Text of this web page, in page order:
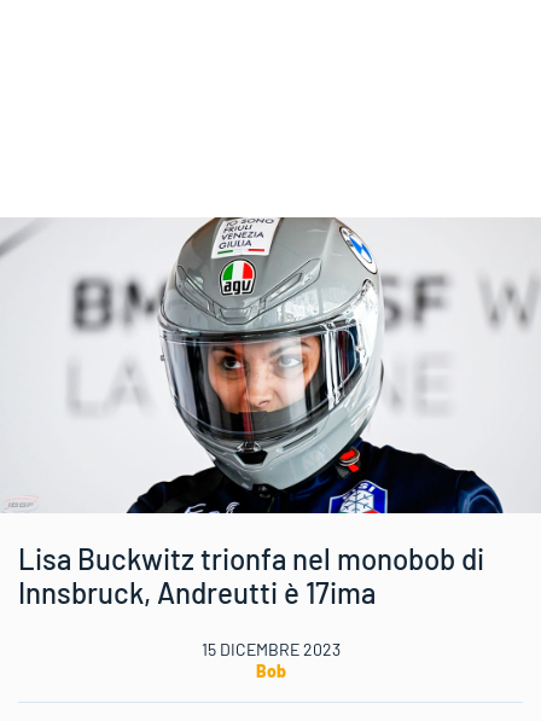
Lisa Buckwitz trionfa nel monobob di
Innsbruck, Andreutti è 17ima
15 DICEMBRE 2023
Bob